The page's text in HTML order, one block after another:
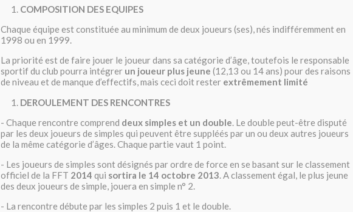
COMPOSITION DES EQUIPES
Chaque équipe est constituée au minimum de deux joueurs (ses), nés indifféremment en
1998 ou en 1999.
La priorité est de faire jouer le joueur dans sa catégorie d’âge, toutefois le responsable
sportif du club pourra intégrer un joueur plus jeune (12,13 ou 14 ans) pour des raisons
de niveau et de manque d’effectifs, mais ceci doit rester extrêmement limité
DEROULEMENT DES RENCONTRES
- Chaque rencontre comprend deux simples et un double. Le double peut-être disputé
par les deux joueurs de simples qui peuvent être suppléés par un ou deux autres joueurs
de la même catégorie d’âges. Chaque partie vaut 1 point.
- Les joueurs de simples sont désignés par ordre de force en se basant sur le classement
officiel de la FFT 2014 qui sortira le 14 octobre 2013. A classement égal, le plus jeune
des deux joueurs de simple, jouera en simple n° 2.
- La rencontre débute par les simples 2 puis 1 et le double.